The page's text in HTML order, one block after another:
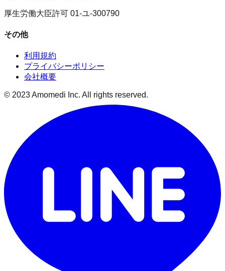
厚生労働大臣許可 01-ユ-300790
その他
利用規約
プライバシーポリシー
会社概要
© 2023 Amomedi Inc. All rights reserved.